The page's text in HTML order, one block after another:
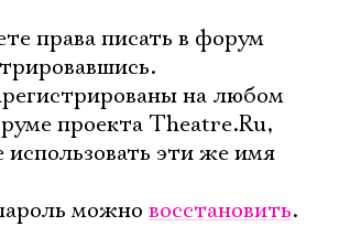
права писать в форум
на любом
проекта Theatre.Ru,
эти же имя
можно восстановить.